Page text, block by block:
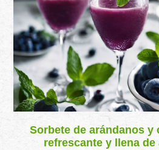
Sorbete de arándanos y
refrescante y llena